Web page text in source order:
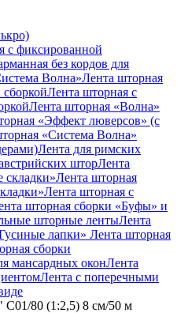
с фиксированной
без кордов для
Волна»Лента шторная
Лента шторная с
Лента шторная «Волна»
«Эффект люверсов» (с
«Система Волна»
Лента для римских
шторЛента
складки»Лента шторная
Лента шторная с
шторная сборки «Буфы» и
шторные лентыЛента
лапки» Лента шторная
сборки
мансардных оконЛента
Лента с поперечными
C01/80 (1:2,5) 8 см/50 м